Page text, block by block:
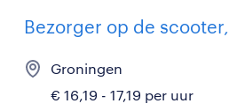
Bezorger op de
Groningen
€ 16,19 - 17,19 per uur